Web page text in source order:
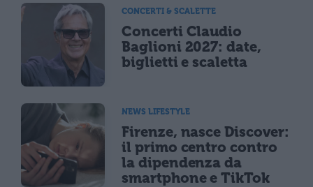
CONCERTI & SCALETTE
Concerti Claudio
Baglioni 2027: date,
biglietti e scaletta
NEWS LIFESTYLE
Firenze, nasce Discover:
il primo centro contro
la dipendenza da
smartphone e TikTok